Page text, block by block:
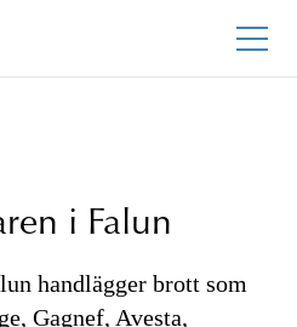
i Falun
handlägger brott som
Gagnef, Avesta,